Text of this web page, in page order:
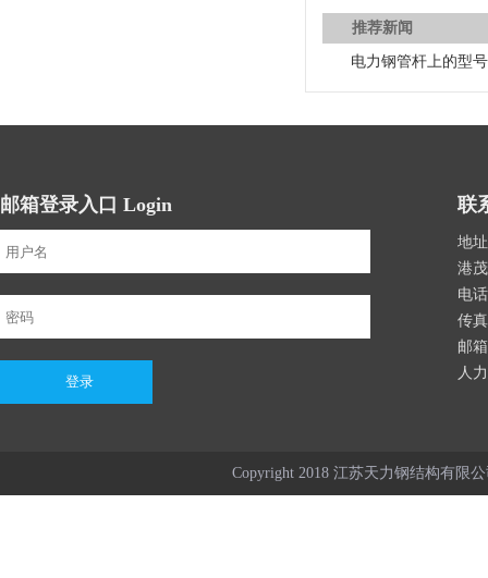
推荐新闻
电力钢管杆上的型
邮箱登录入口 Login 联
地
港
电
传
邮
人
Copyright 2018 江苏天力钢结构有限